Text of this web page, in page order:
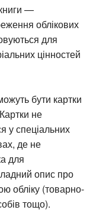
—
облікових
для
цінностей
бути картки
не
у спеціальних
де не
для
опис про
обліку (товарно-
тощо).